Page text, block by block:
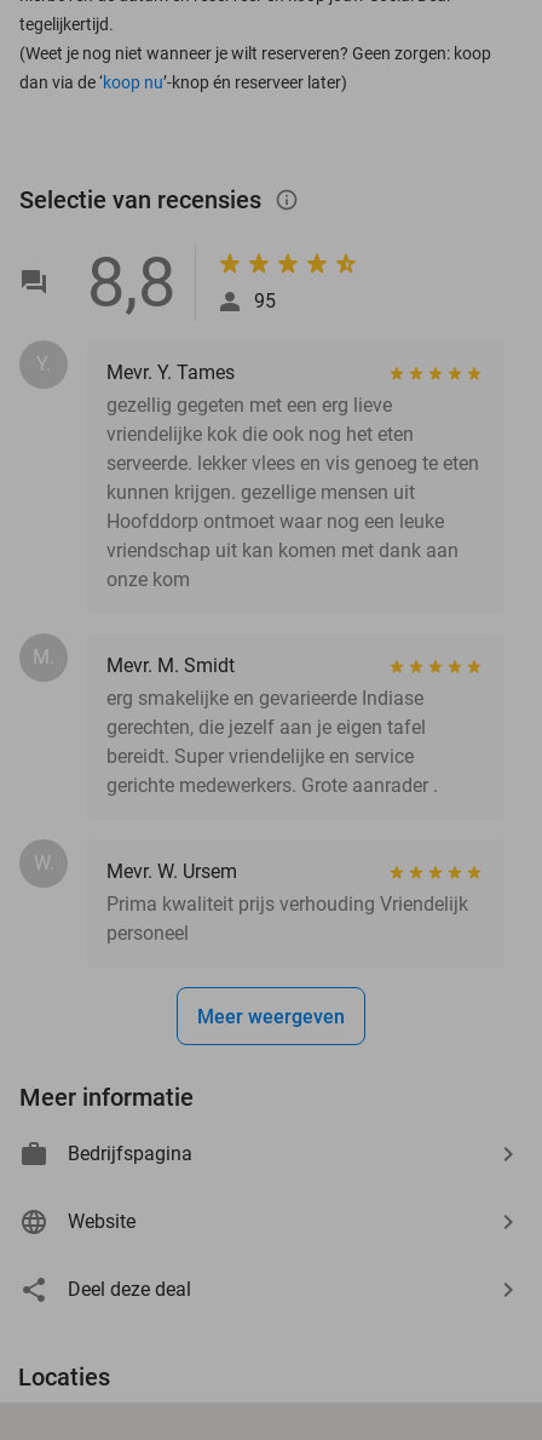
tegelijkertijd.
(Weet je nog niet wanneer je wilt reserveren? Geen zorgen: koop
dan via de ‘koop nu’-knop én reserveer later)
Selectie van recensies info_outlined
8,8 95
Y.
Mevr. Y. Tames
gezellig gegeten met een erg lieve
vriendelijke kok die ook nog het eten
serveerde. lekker vlees en vis genoeg te eten
kunnen krijgen. gezellige mensen uit
Hoofddorp ontmoet waar nog een leuke
vriendschap uit kan komen met dank aan
onze kom
M.
Mevr. M. Smidt
erg smakelijke en gevarieerde Indiase
gerechten, die jezelf aan je eigen tafel
bereidt. Super vriendelijke en service
gerichte medewerkers. Grote aanrader .
W.
Mevr. W. Ursem
Prima kwaliteit prijs verhouding Vriendelijk
personeel
Meer weergeven
Meer informatie
Bedrijfspagina
Website
Deel deze deal
Locaties